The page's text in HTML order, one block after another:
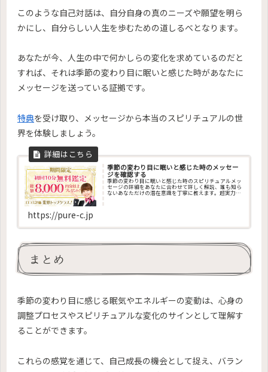
このような自己対話は、自分自身の真のニーズや願望を明ら
かにし、自分らしい人生を歩むための道しるべとなります。
あなたが今、人生の中で何かしらの変化を求めているのだと
すれば、それは季節の変わり目に眠いと感じた時があなたに
メッセージを送っている証拠です。
特典を受け取り、メッセージから本当のスピリチュアルの世
界を体験しましょう。
季節の変わり目に眠いと感じた時のメッセー
ジを確認する
季節の変わり目に眠いと感じた時のスピリチュアルメッ
セージの詳細をあなたに合わせて詳しく解説、誰も知ら
ないあなただけの潜在意識を丁寧に教えます。超実力派
https://pure-c.jp
まとめ
季節の変わり目に感じる眠気やエネルギーの変動は、心身の
調整プロセスやスピリチュアルな変化のサインとして理解す
ることができます。
これらの感覚を通じて、自己成長の機会として捉え、バラン